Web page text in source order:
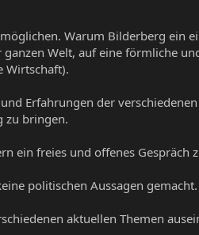
Warum Bilderberg ein
Welt, auf eine förmliche
Wirtschaft).
Erfahrungen der
zu bringen.
ein freies und offenes Gespräch
politischen Aussagen gemacht.
aktuellen Themen